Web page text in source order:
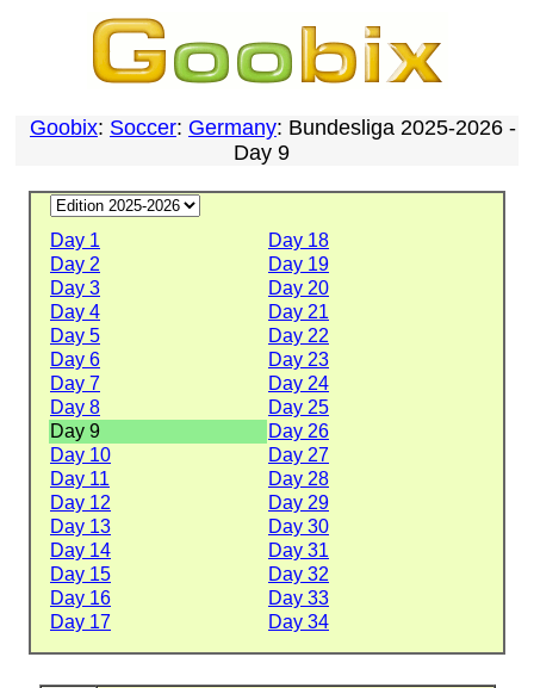
Goobix: Soccer: Germany: Bundesliga 2025-2026 -
Day 9
Day 1
Day 18
Day 2
Day 19
Day 3
Day 20
Day 4
Day 21
Day 5
Day 22
Day 6
Day 23
Day 7
Day 24
Day 8
Day 25
Day 9
Day 26
Day 10
Day 27
Day 11
Day 28
Day 12
Day 29
Day 13
Day 30
Day 14
Day 31
Day 15
Day 32
Day 16
Day 33
Day 17
Day 34